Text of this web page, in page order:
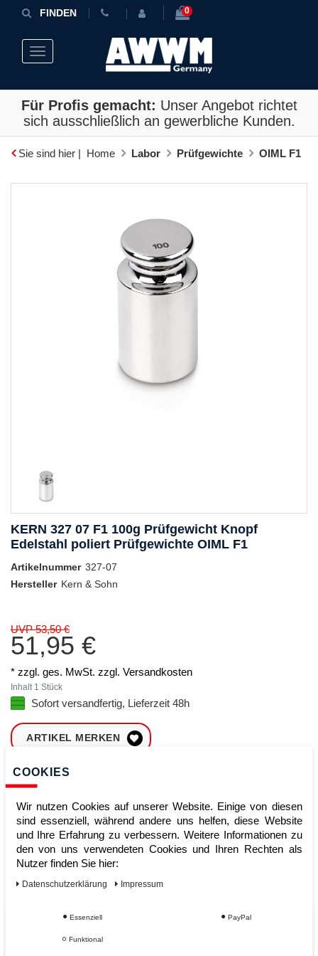
FINDEN 0
Toggle navigation
Für Profis gemacht: Unser Angebot richtet
sich ausschließlich an gewerbliche Kunden.
Sie sind hier | Home Labor Prüfgewichte OIML F1
KERN 327 07 F1 100g Prüfgewicht Knopf
Edelstahl poliert Prüfgewichte OIML F1
Artikelnummer 327-07
Hersteller Kern & Sohn
UVP 53,50 €
51,95 €
* zzgl. ges. MwSt. zzgl. Versandkosten
Inhalt 1 Stück
Sofort versandfertig, Lieferzeit 48h
ARTIKEL MERKEN
ZUM WARENKORB
Sofort lieferbar
Kauf auf Rechnung
COOKIES
Wir nutzen Cookies auf unserer Website. Einige von diesen
sind essenziell, während andere uns helfen, diese Website
und Ihre Erfahrung zu verbessern. Weitere Informationen zu
den von uns verwendeten Cookies und Ihren Rechten als
Nutzer finden Sie hier:
Daten­schutz­erklärung Impressum
Essenziell PayPal
Funktional